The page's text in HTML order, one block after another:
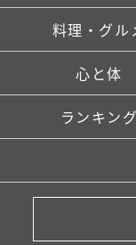
料理・グル
心と体
ランキング